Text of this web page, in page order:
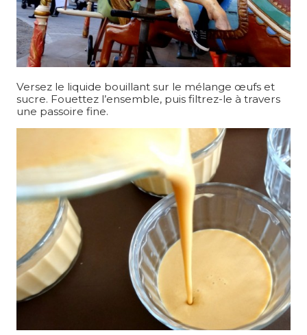
Versez le liquide bouillant sur le mélange œufs et
sucre. Fouettez l’ensemble, puis filtrez-le à travers
une passoire fine.